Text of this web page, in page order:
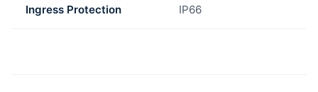
Ingress Protection IP66